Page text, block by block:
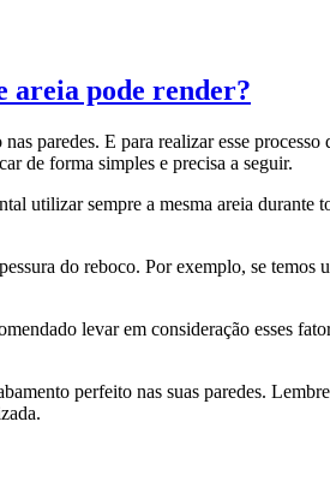
areia pode render?
paredes. E para realizar esse processo
de forma simples e precisa a seguir.
utilizar sempre a mesma areia durante
do reboco. Por exemplo, se temos
levar em consideração esses
perfeito nas suas paredes.